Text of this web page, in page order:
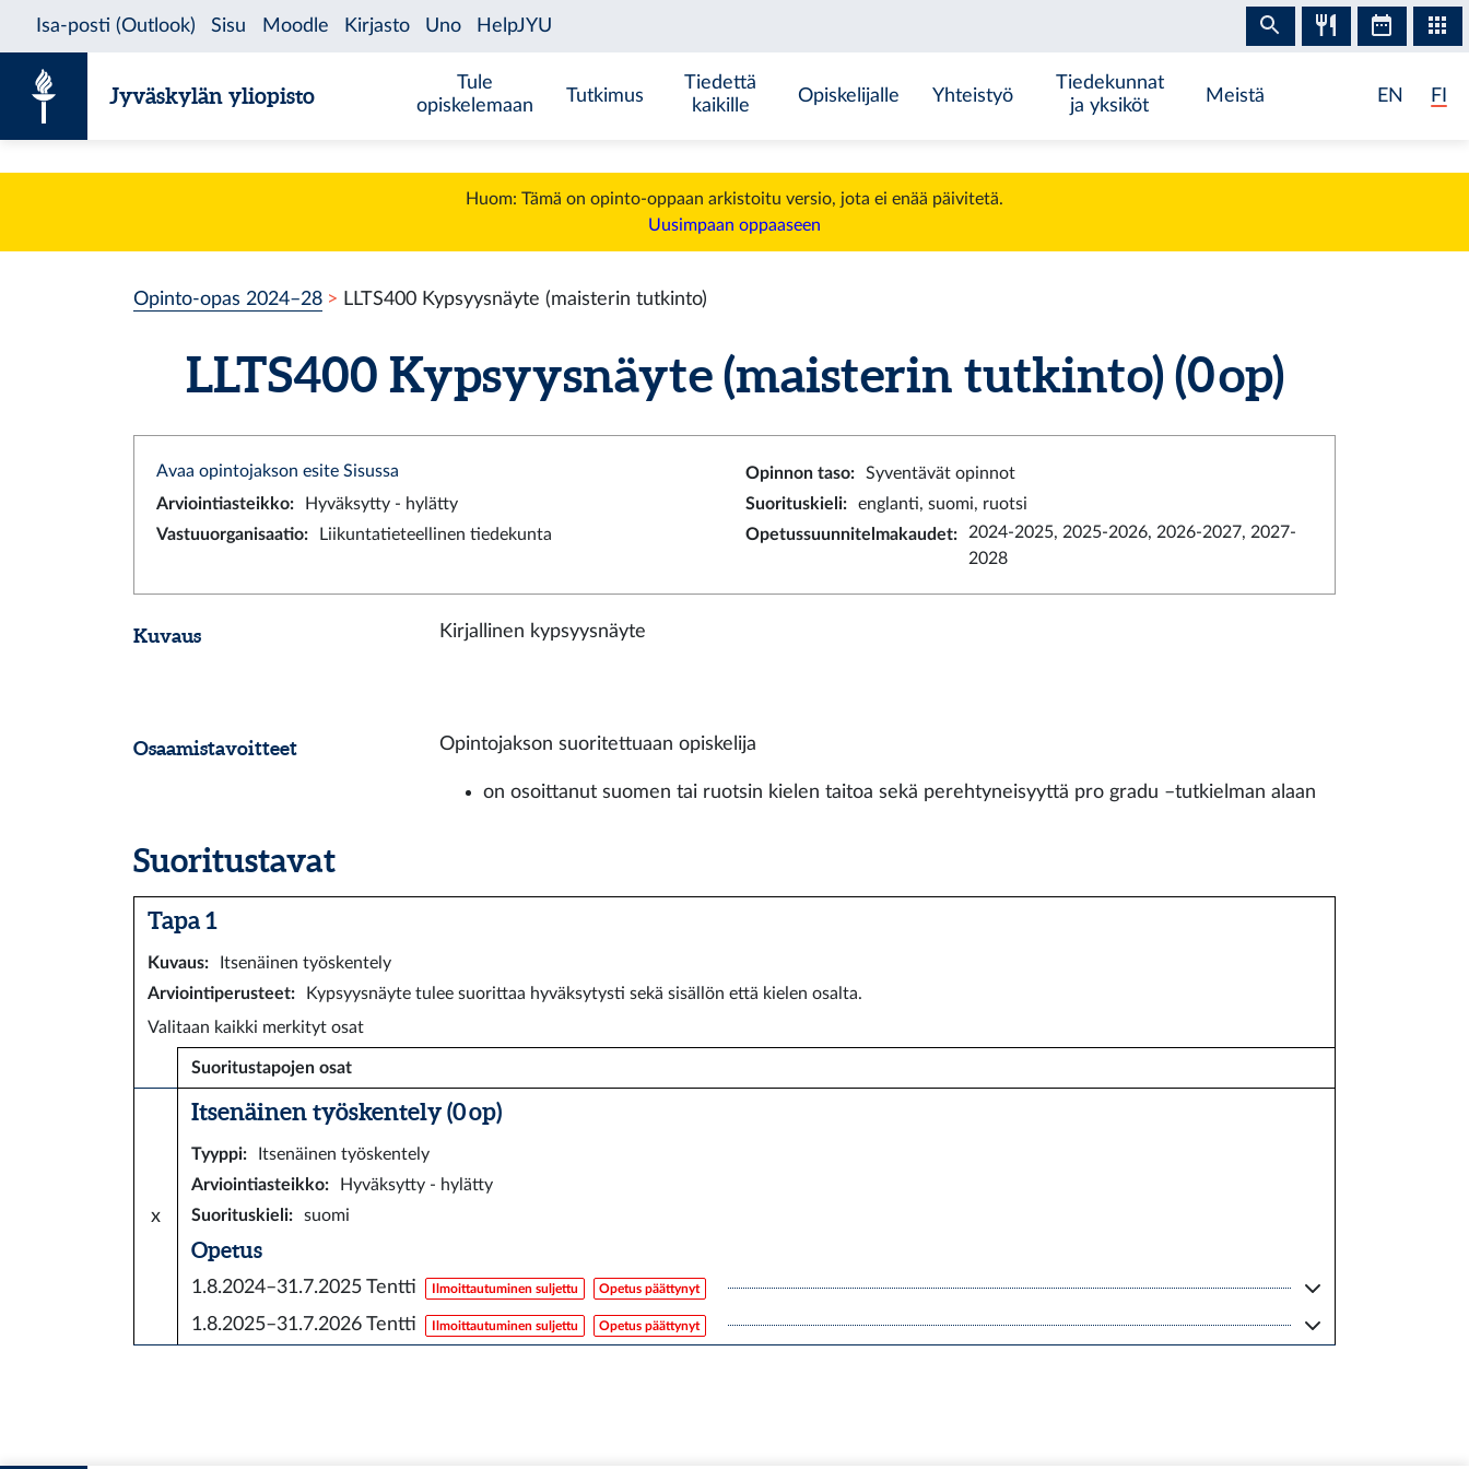
Jyväskylän yliopisto
Tule
opiskelemaan
Tutkimus
Tiedettä
kaikille
Opiskelijalle Yhteistyö
Tiedekunnat
ja yksiköt
Meistä EN FI
Huom: Tämä on opinto-oppaan arkistoitu versio, jota ei enää päivitetä.
Uusimpaan oppaaseen
Opinto-opas 2024–28 LLTS400 Kypsyysnäyte (maisterin tutkinto)
LLTS400 Kypsyysnäyte (maisterin tutkinto) (0 op)
Avaa opintojakson esite Sisussa Opinnon taso:
Syventävät opinnot
Arviointiasteikko: Hyväksytty - hylätty Suorituskieli:
englanti, suomi, ruotsi
Vastuuorganisaatio: Liikuntatieteellinen tiedekunta Opetussuunnitelmakaudet:
2024-2025, 2025-2026, 2026-2027, 2027-
2028
Kuvaus Kirjallinen kypsyysnäyte
Osaamistavoitteet Opintojakson suoritettuaan opiskelija
on osoittanut suomen tai ruotsin kielen taitoa sekä perehtyneisyyttä pro gradu –tutkielman alaan
Suoritustavat
Tapa 1
Kuvaus:
Itsenäinen työskentely
Arviointiperusteet:
Kypsyysnäyte tulee suorittaa hyväksytysti sekä sisällön että kielen osalta.
Valitaan kaikki merkityt osat
Suoritustapojen osat
x
Itsenäinen työskentely (0 op)
Tyyppi:
Itsenäinen työskentely
Arviointiasteikko:
Hyväksytty - hylätty
Suorituskieli: suomi
Opetus
1.8.2024–31.7.2025 Tentti Ilmoittautuminen suljettu Opetus päättynyt
1.8.2025–31.7.2026 Tentti Ilmoittautuminen suljettu Opetus päättynyt